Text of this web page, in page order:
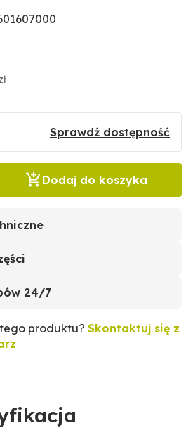
Sprawdź dostępność
Dodaj do koszyka
24/7
produktu? Skontaktuj się z